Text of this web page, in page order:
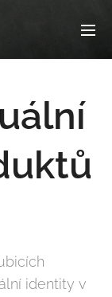
identity v